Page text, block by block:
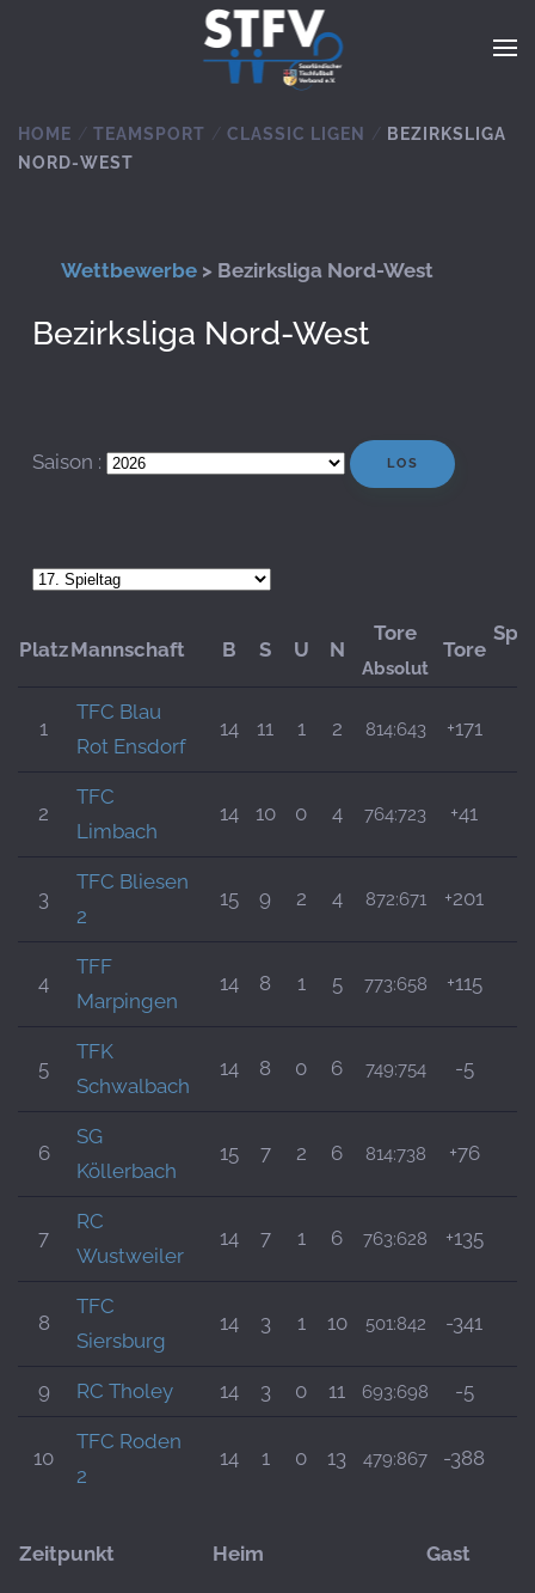
Zum Hauptinhalt springen
HOME TEAMSPORT CLASSIC LIGEN
BEZIRKSLIGA
NORD-WEST
Wettbewerbe > Bezirksliga Nord-West
Bezirksliga Nord-West
Saison :
PlatzMannschaft B S U N
Tore
Absolut
Tore
1
TFC Blau
Rot Ensdorf
14 11 1 2 814:643 +171
2
TFC
Limbach
14 10 0 4 764:723 +41
3
TFC Bliesen
2
15 9 2 4 872:671 +201
4
TFF
Marpingen
14 8 1 5 773:658 +115
5
TFK
Schwalbach
14 8 0 6 749:754 -5
6
SG
Köllerbach
15 7 2 6 814:738 +76
7
RC
Wustweiler
14 7 1 6 763:628 +135
8
TFC
Siersburg
14 3 1 10 501:842 -341
9 RC Tholey 14 3 0 11 693:698 -5
10
TFC Roden
2
14 1 0 13 479:867 -388
Zeitpunkt Heim Gast